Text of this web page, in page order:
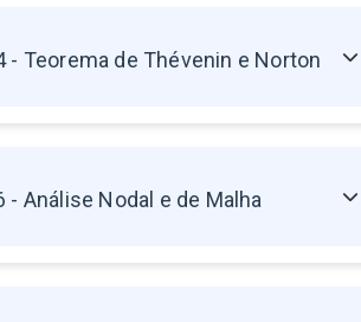
de Resistores Mista
- Teorema de Thévenin e Norton
- Análise Nodal e de Malha